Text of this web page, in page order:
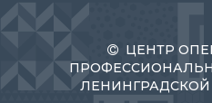
ЦЕНТР
ЛЕНИНГРАДСКОЙ